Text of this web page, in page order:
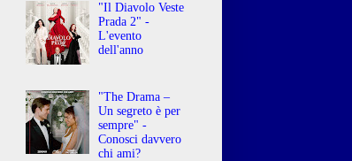
"Il Diavolo Veste
Prada 2" -
L'evento
dell'anno
"The Drama –
Un segreto è per
sempre" -
Conosci davvero
chi ami?